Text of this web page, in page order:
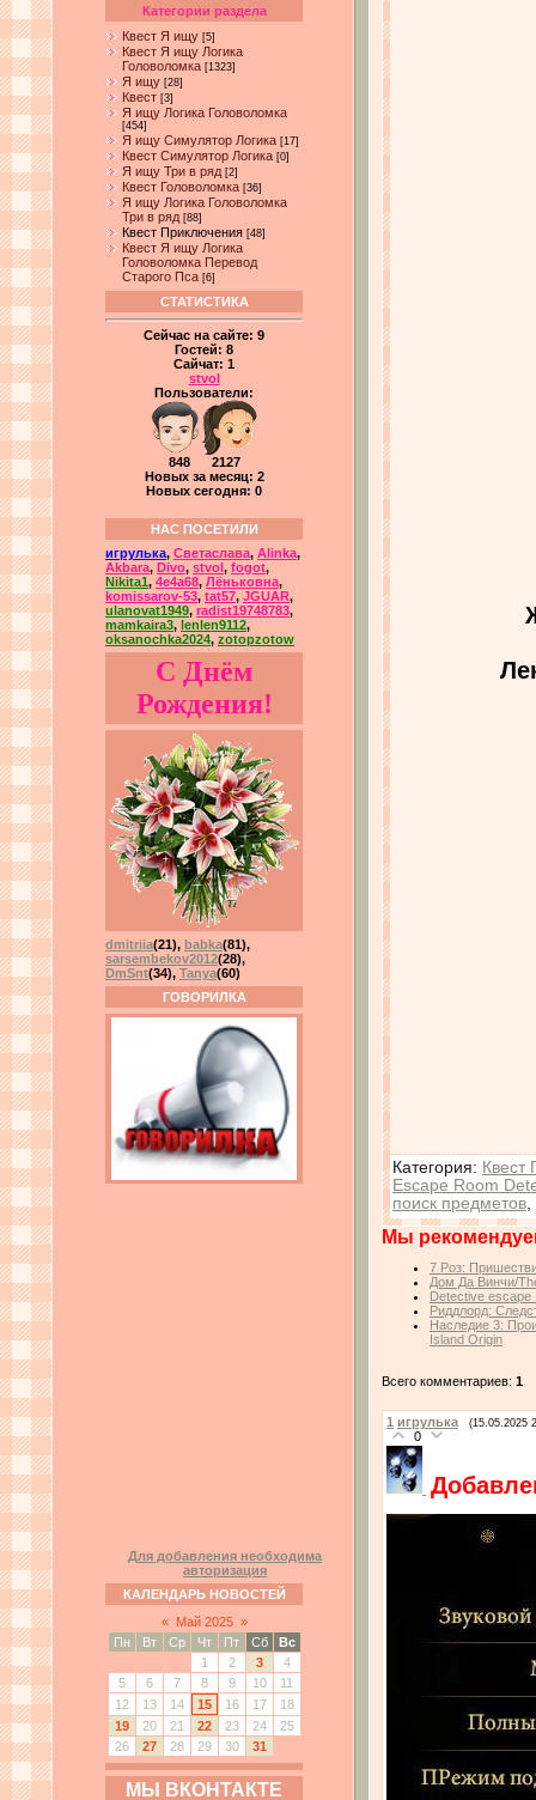
Категории раздела
Квест Я ищу [5]
Квест Я ищу Логика
Головоломка [1323]
Я ищу [28]
Квест [3]
Я ищу Логика Головоломка
[454]
Я ищу Симулятор Логика [17]
Квест Симулятор Логика [0]
Я ищу Три в ряд [2]
Квест Головоломка [36]
Я ищу Логика Головоломка
Три в ряд [88]
Квест Приключения [48]
Квест Я ищу Логика
Головоломка Перевод
Старого Пса [6]
СТАТИСТИКА
Сейчас на сайте: 9
Гостей: 8
Сайчат: 1
stvol
Пользователи:
848 2127
Новых за месяц: 2
Новых сегодня: 0
НАС ПОСЕТИЛИ
игрулька, Светаслава, Alinka,
Akbara, Divo, stvol , fogot,
Nikita1, 4e4a68, Лёньковна,
komissarov-53, tat57, JGUAR,
ulanovat1949, radist19748783,
mamkaira3, lenlen9112,
oksanochka2024, zotopzotow
С Днём
Рождения!
dmitriia(21), babka(81),
sarsembekov2012(28),
DmSnt(34), Tanya(60)
ГОВОРИЛКА
Для добавления необходима
авторизация
КАЛЕНДАРЬ НОВОСТЕЙ
«
Май 2025 »
Пн
Вт Ср Чт Пт Сб
Вс
1
2 3
4
5
6 7 8 9 10
11
12
13 14 15 16 17
18
19
20 21 22 23 24
25
26
27 28 29 30 31
МЫ ВКОНТАКТЕ
Категория: Квест
Escape Room
поиск предметов
Мы
7 Роз:
Дом Да Винчи/
Detective escape
Риддлорд:
Наследие 3:
Island Origin
Всего комментариев: 1
1 игрулька (15.05.2025
0